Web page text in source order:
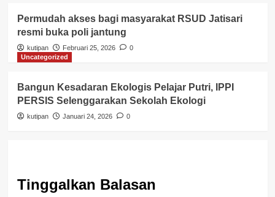
Permudah akses bagi masyarakat RSUD Jatisari
resmi buka poli jantung
kutipan Februari 25, 2026
0
Uncategorized
Bangun Kesadaran Ekologis Pelajar Putri, IPPI
PERSIS Selenggarakan Sekolah Ekologi
kutipan Januari 24, 2026 0
Tinggalkan Balasan